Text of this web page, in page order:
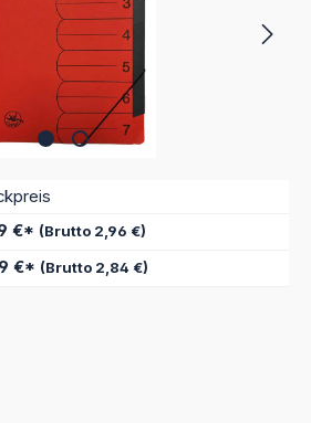
€* (Brutto 2,96 €)
€* (Brutto 2,84 €)